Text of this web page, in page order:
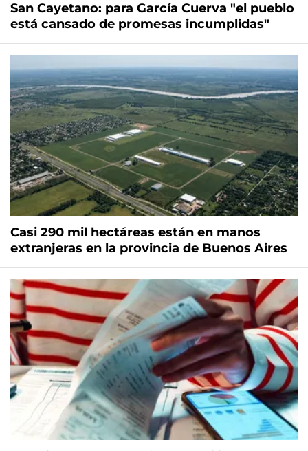
San Cayetano: para García Cuerva "el pueblo
está cansado de promesas incumplidas"
Casi 290 mil hectáreas están en manos
extranjeras en la provincia de Buenos Aires